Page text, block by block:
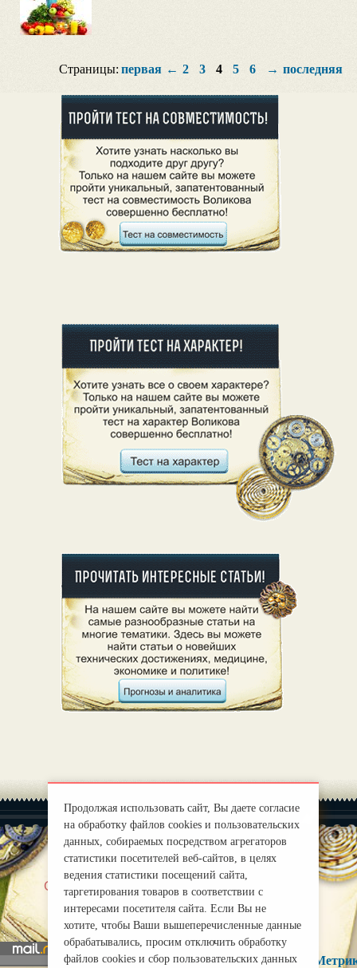
Страницы: первая ← 2 3 4 5 6 → последняя
О нас |
Правила
mirprognoz@mail.ru
Продолжая использовать сайт, Вы даете согласие
на обработку файлов cookies и пользовательских
данных, собираемых посредством агрегаторов
статистики посетителей веб-сайтов, в целях
ведения статистики посещений сайта,
таргетирования товаров в соответствии с
интересами посетителя сайта. Если Вы не
хотите, чтобы Ваши вышеперечисленные данные
обрабатывались, просим отключить обработку
файлов cookies и сбор пользовательских данных